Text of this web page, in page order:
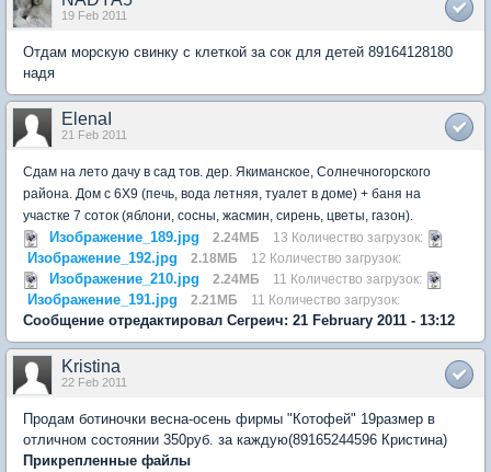
19 Feb 2011
Отдам морскую свинку с клеткой за сок для детей 89164128180
надя
ElenaI
21 Feb 2011
Сдам на лето дачу в сад тов. дер. Якиманское, Солнечногорского
района. Дом с 6Х9 (печь, вода летняя, туалет в доме) + баня на
участке 7 соток (яблони, сосны, жасмин, сирень, цветы, газон).
Изображение_189.jpg 2.24МБ 13 Количество загрузок:
Изображение_192.jpg 2.18МБ 12 Количество загрузок:
Изображение_210.jpg 2.24МБ 11 Количество загрузок:
Изображение_191.jpg 2.21МБ 11 Количество загрузок:
Сообщение отредактировал Сегреич: 21 February 2011 - 13:12
Kristina
22 Feb 2011
Продам ботиночки весна-осень фирмы "Котофей" 19размер в
отличном состоянии 350руб. за каждую(89165244596 Кристина)
Прикрепленные файлы